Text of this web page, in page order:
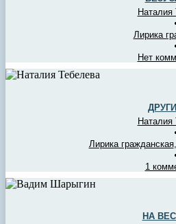
Наталия
Лирика
Нет
Наталия
Лирика гражданская,
1
НА